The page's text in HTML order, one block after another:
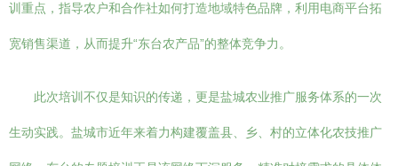
训重点，指导农户和合作社如何打造地域特色品牌，利用电商平台拓
宽销售渠道，从而提升“东台农产品”的整体竞争力。
此次培训不仅是知识的传递，更是盐城农业推广服务体系的一次
生动实践。盐城市近年来着力构建覆盖县、乡、村的立体化农技推广